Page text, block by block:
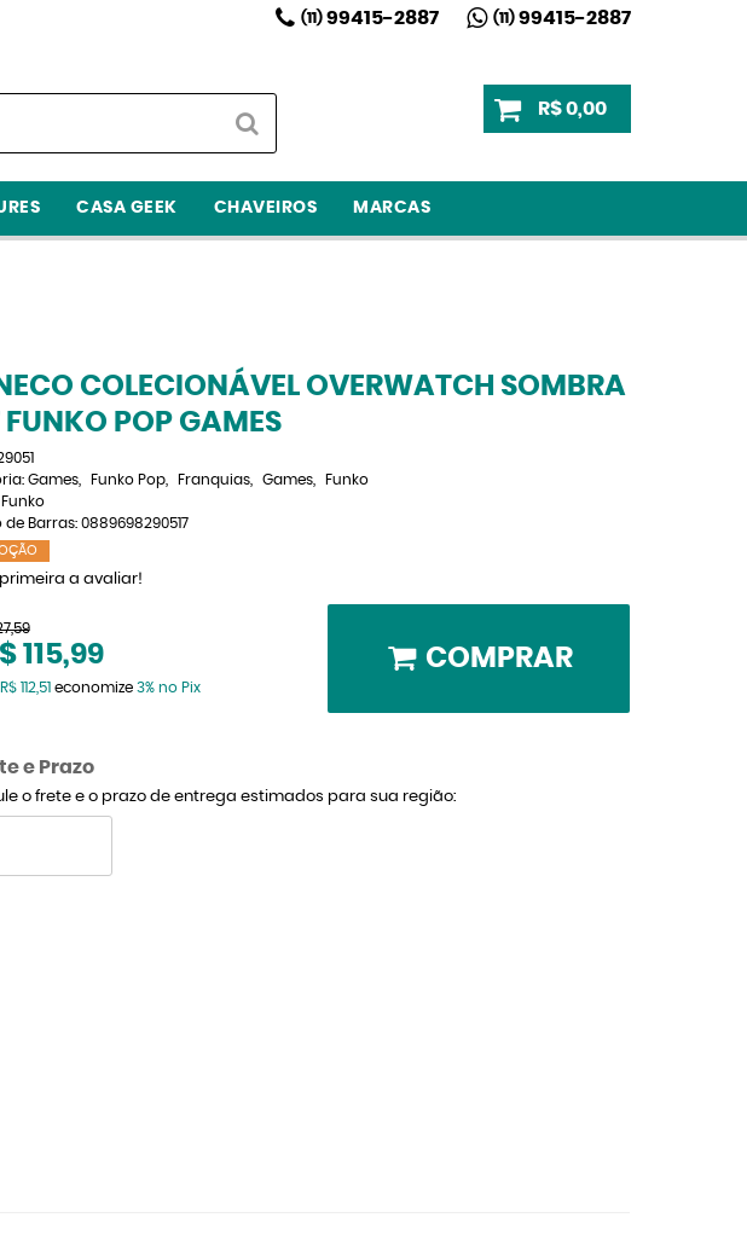
(11)99415-2887 (11)99415-2887
R$ 0,00
CASA GEEK CHAVEIROS MARCAS
COLECIONÁVEL OVERWATCH SOMBRA
POP GAMES
Games Funko Pop Franquias Games
Funko
Funko
de Barras: 0889698290517
primeira a avaliar!
115,99
R$ 112,51 economize 3% no Pix
COMPRAR
e Prazo
o frete e o prazo de entrega estimados para sua região: